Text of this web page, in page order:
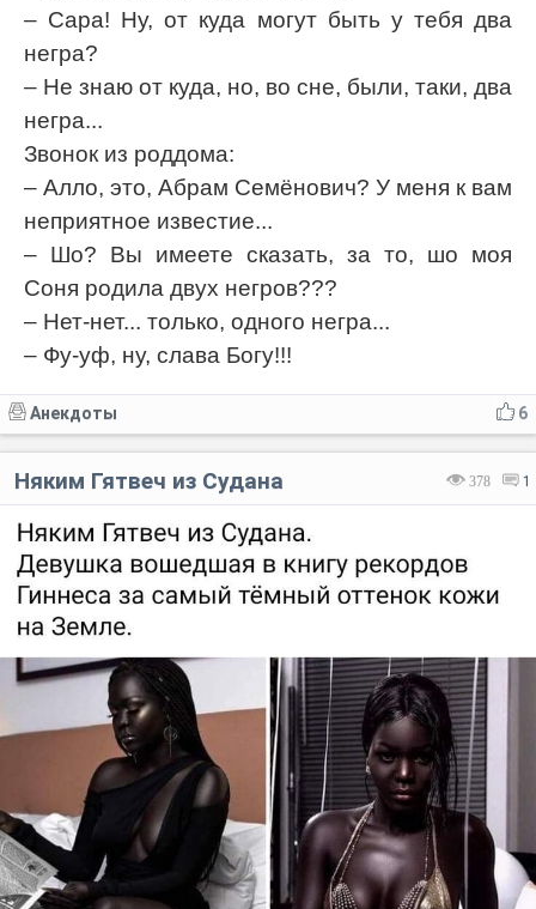
– Сара! Ну, от куда могут быть у тебя два
негра?
– Не знаю от куда, но, во сне, были, таки, два
негра...
Звонок из роддома:
– Алло, это, Абрам Семёнович? У меня к вам
неприятное известие...
– Шо? Вы имеете сказать, за то, шо моя
Соня родила двух негров???
– Нет-нет... только, одного негра...
– Фу-уф, ну, слава Богу!!!
6
Анекдоты
378 1
Няким Гятвеч из Судана